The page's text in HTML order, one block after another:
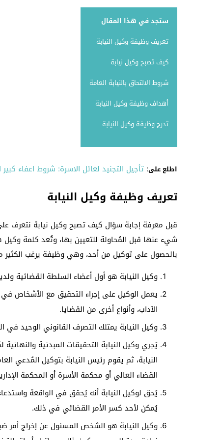
ستجد في هذا المقال
تعريف وظيفة وكيل النيابة
كيف تصبح وكيل نيابة
شروط الالتحاق بالنيابة العامة
أهداف وظيفة وكيل النيابة
تدرج وظيفة وكيل النيابة
اطلع على: تأجيل التجنيد لعائل الاسرة: شروط اعفاء كبير
تعريف وظيفة وكيل النيابة
قبل معرفة إجابة سؤال كيف تصبح وكيل نيابة نتعرف
شيء عنها قبل المُحاولة للتعيين بها، وتُعد كلمة
بالحصول على توكيل من أحد، وهي وظيفة يرغب الكثير
وكيل النيابة هو أول أعضاء السلطة القضائية
يعمل الوكيل على إجراء التحقيق مع الأشخاص في
الآداب، وأنواع أخرى من القضايا.
وكيل النيابة يمتلك التصرف القانوني الوحيد في
يُجري وكيل النيابة التحقيقات المبدئية
النيابة، ثم يقوم رئيس النيابة بتوكيل المُدعي
القضاء العالي أو محكمة الأسرة أو المحكمة
يُحق لوكيل النيابة أنه يُحقق في الواقعة
يُمكن لأحد كسر الأمر القضائي في ذلك.
وكيل النيابة هو الشخص المسئول عن إخراج